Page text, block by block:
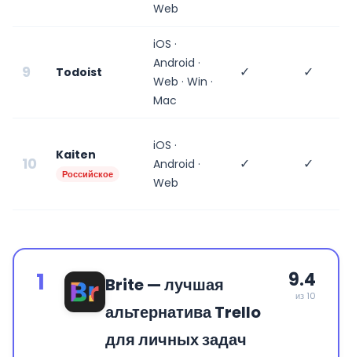
Web
9 Todoist
iOS ·
Android ·
Web · Win ·
Mac
✓ ✓
10 Kaiten
Российское
iOS ·
Android ·
Web
✓ ✓
1
Brite — лучшая
альтернатива Trello
для личных задач
9.4
из 10